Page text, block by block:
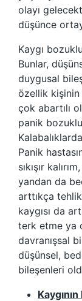
olayı
düşünce
Kaygı
Bunlar,
duygusal
özellik
çok abartılı
panik
Panik
sıkışır
yandan da
arttıkça
kaygısı da
terk etme ya
davranışsal
düşünsel,
bileşenleri